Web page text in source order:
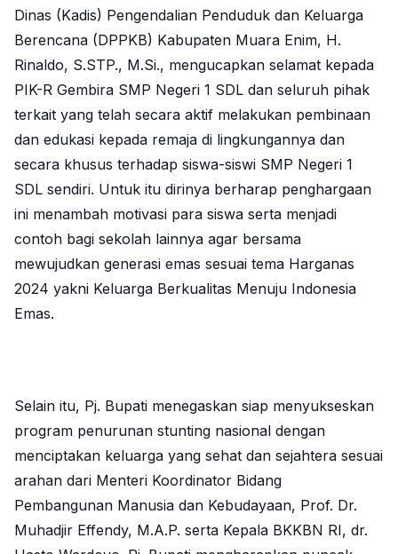
Dinas (Kadis) Pengendalian Penduduk dan Keluarga
Berencana (DPPKB) Kabupaten Muara Enim, H.
Rinaldo, S.STP., M.Si., mengucapkan selamat kepada
PIK-R Gembira SMP Negeri 1 SDL dan seluruh pihak
terkait yang telah secara aktif melakukan pembinaan
dan edukasi kepada remaja di lingkungannya dan
secara khusus terhadap siswa-siswi SMP Negeri 1
SDL sendiri. Untuk itu dirinya berharap penghargaan
ini menambah motivasi para siswa serta menjadi
contoh bagi sekolah lainnya agar bersama
mewujudkan generasi emas sesuai tema Harganas
2024 yakni Keluarga Berkualitas Menuju Indonesia
Emas.
Selain itu, Pj. Bupati menegaskan siap menyukseskan
program penurunan stunting nasional dengan
menciptakan keluarga yang sehat dan sejahtera sesuai
arahan dari Menteri Koordinator Bidang
Pembangunan Manusia dan Kebudayaan, Prof. Dr.
Muhadjir Effendy, M.A.P. serta Kepala BKKBN RI, dr.